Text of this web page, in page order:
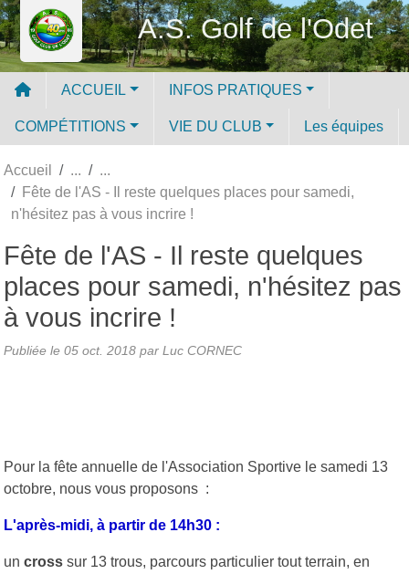
A.S. Golf de l'Odet
ACCUEIL INFOS PRATIQUES
COMPÉTITIONS VIE DU CLUB Les équipes
Accueil
Fête de l'AS - Il reste quelques places pour samedi,
n'hésitez pas à vous incrire !
Fête de l'AS - Il reste quelques
places pour samedi, n'hésitez pas
à vous incrire !
Publiée le 05 oct. 2018 par Luc CORNEC
Pour la fête annuelle de l'Association Sportive le samedi 13
octobre, nous vous proposons :
L'après-midi, à partir de 14h30 :
un cross sur 13 trous, parcours particulier tout terrain, en
Panneau de gestion des cookies